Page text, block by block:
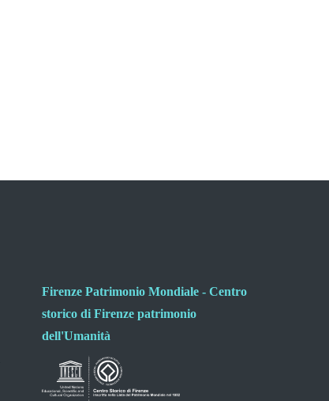
Firenze Patrimonio Mondiale - Centro
storico di Firenze patrimonio
dell'Umanità